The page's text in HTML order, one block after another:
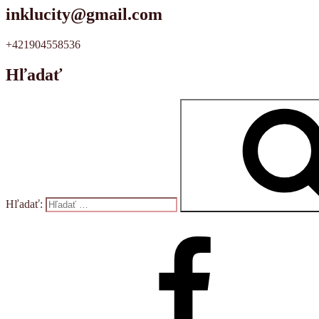
inklucity@gmail.com
+421904558536
Hľadať
Hľadať: